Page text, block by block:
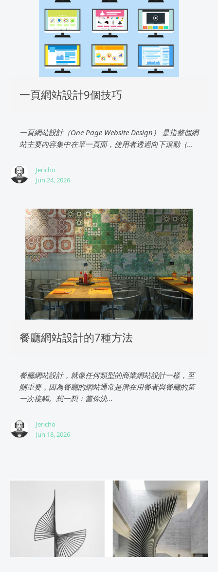
一頁網站設計9個技巧
一頁網站設計（One Page Website Design） 是指整個網
站主要內容集中在單一頁面，使用者透過向下滾動（...
Jericho
Jun 24, 2026
餐廳網站設計的7種方法
餐廳網站設計，就像任何類型的商業網站設計一樣，至
關重要，因為餐廳的網站通常是潛在用餐者與餐廳的第
一次接觸。想一想：當你決...
Jericho
Jun 18, 2026